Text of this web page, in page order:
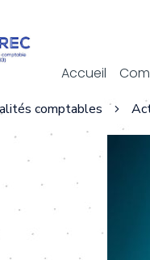
Accueil
comptables